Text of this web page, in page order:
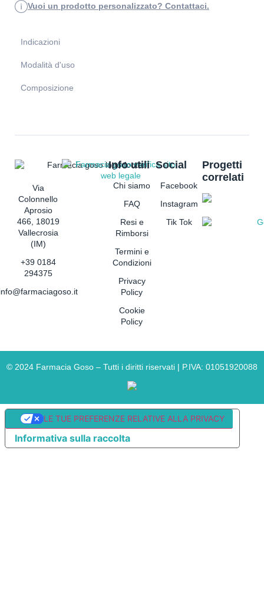
Vuoi un prodotto personalizzato? Contattaci.
Indicazioni
Modalità d'uso
Composizione
Via
Colonnello
Aprosio
466, 18019
Vallecrosia
(IM)
+39 0184
294375
Info utili
Chi siamo
FAQ
Resi e
Rimborsi
Termini e
Condizioni
Privacy
Policy
Cookie
Policy
Social
Facebook
Instagram
Tik Tok
Progetti
correlati
© 2024 Farmacia Goso – Tutti i diritti riservati | P.IVA: 01051920088
Informativa sulla raccolta
LE TUE PREFERENZE RELATIVE ALLA PRIVACY